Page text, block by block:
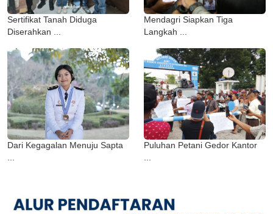
Sertifikat Tanah Diduga
Diserahkan ...
Mendagri Siapkan Tiga
Langkah ...
Dari Kegagalan Menuju Sapta
Puluhan Petani Gedor Kantor